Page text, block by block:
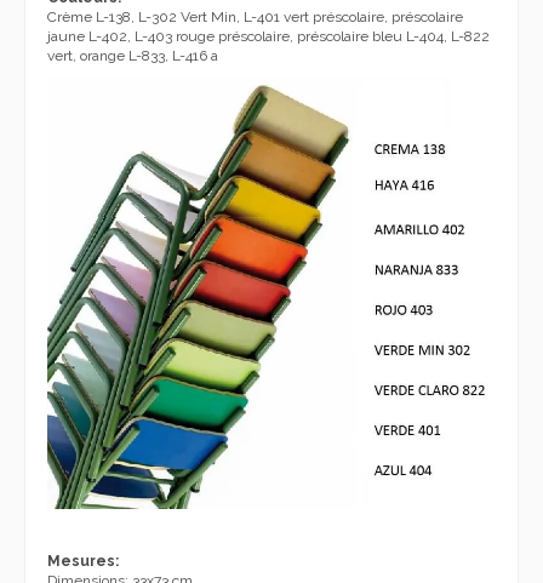
Crème L-138, L-302 Vert Min, L-401 vert préscolaire, préscolaire
jaune L-402, L-403 rouge préscolaire, préscolaire bleu L-404, L-822
vert, orange L-833, L-416 a
Mesures: